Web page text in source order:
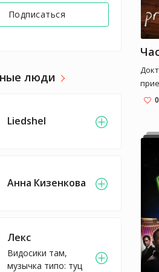
Подписаться
люди
Liedshel
Анна Кизенкова
Лекс
Видосики там,
музычка типо: туц
0